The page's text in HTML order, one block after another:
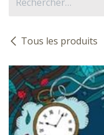
Tous les produits